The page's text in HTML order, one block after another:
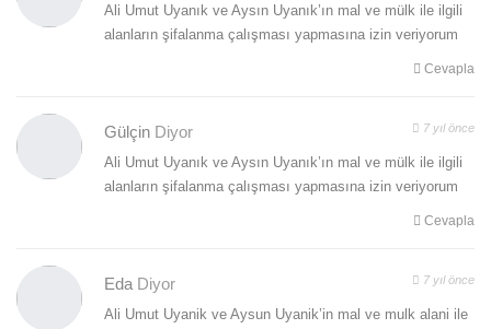
Ali Umut Uyanık ve Aysın Uyanık’ın mal ve mülk ile ilgili
alanların şifalanma çalışması yapmasına izin veriyorum
Cevapla
Gülçin Diyor 7 yıl önce
Ali Umut Uyanık ve Aysın Uyanık’ın mal ve mülk ile ilgili
alanların şifalanma çalışması yapmasına izin veriyorum
Cevapla
Eda Diyor 7 yıl önce
Ali Umut Uyanik ve Aysun Uyanik’in mal ve mulk alani ile